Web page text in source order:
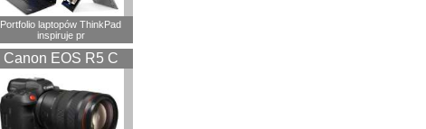
Portfolio laptopów ThinkPad
inspiruje pr
Canon EOS R5 C